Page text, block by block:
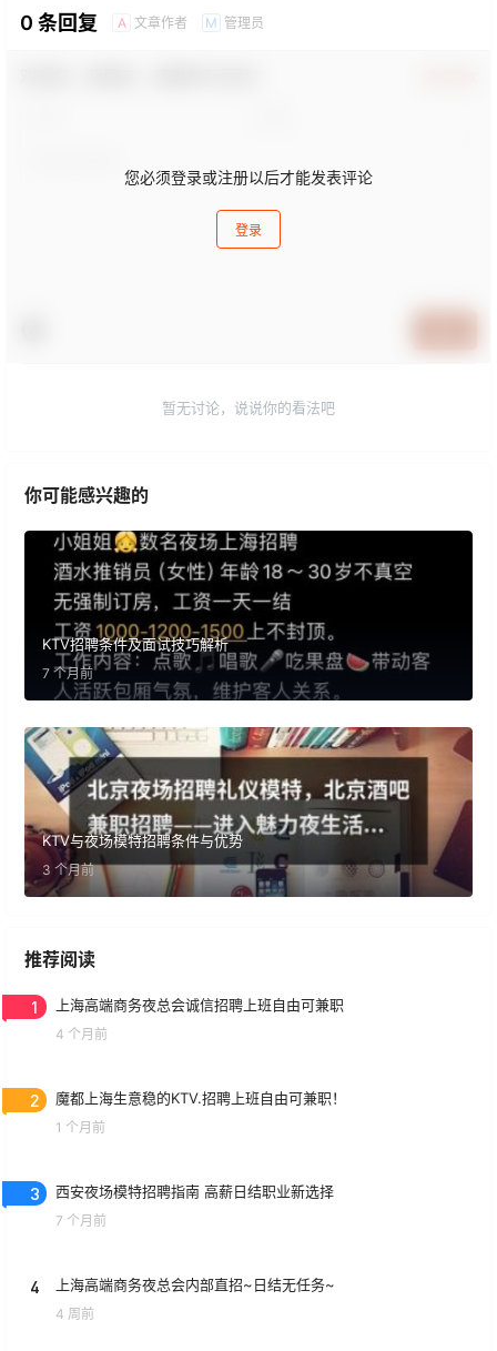
0 条回复 A 文章作者 M 管理员
您必须登录或注册以后才能发表评论
登录
暂无讨论，说说你的看法吧
你可能感兴趣的
KTV招聘条件及面试技巧解析
7 个月前
KTV与夜场模特招聘条件与优势
3 个月前
推荐阅读
1 上海高端商务夜总会诚信招聘上班自由可兼职
4 个月前
2 魔都上海生意稳的KTV.招聘上班自由可兼职！
1 个月前
3 西安夜场模特招聘指南 高薪日结职业新选择
7 个月前
4 上海高端商务夜总会内部直招~日结无任务~
4 周前